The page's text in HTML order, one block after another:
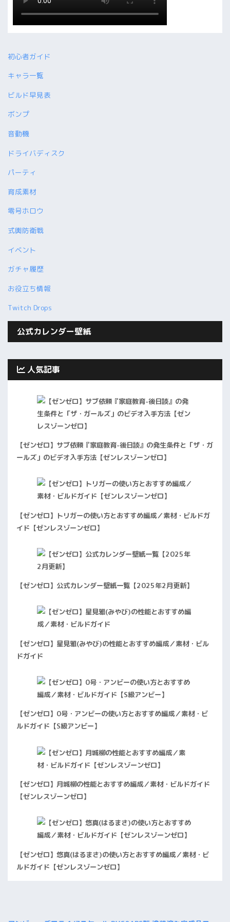
初心者ガイド
キャラ一覧
ビルド早見表
ボンプ
音動機
ドライバディスク
パーティ
育成素材
零号ホロウ
式輿防衛戦
イベント
ガチャ履歴
お役立ち情報
Twitch Drops
公式カレンダー壁紙
人気記事
【ゼンゼロ】サブ依頼『家庭教育-後日談』の発生条件と「ザ・ガ
ールズ」のビデオ入手方法【ゼンレスゾーンゼロ】
【ゼンゼロ】トリガーの使い方とおすすめ編成／素材・ビルドガ
イド【ゼンレスゾーンゼロ】
【ゼンゼロ】公式カレンダー壁紙一覧【2025年2月更新】
【ゼンゼロ】星見雅(みやび)の性能とおすすめ編成／素材・ビル
ドガイド
【ゼンゼロ】0号・アンビーの使い方とおすすめ編成／素材・ビ
ルドガイド【S級アンビー】
【ゼンゼロ】月城柳の性能とおすすめ編成／素材・ビルドガイド
【ゼンレスゾーンゼロ】
【ゼンゼロ】悠真(はるまさ)の使い方とおすすめ編成／素材・ビ
ルドガイド【ゼンレスゾーンゼロ】